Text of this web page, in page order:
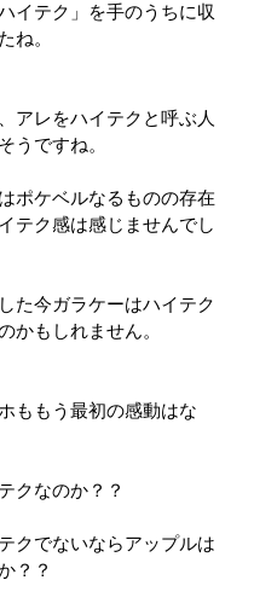
イテク」を手のうちに収
ね。
アレをハイテクと呼ぶ人
うですね。
ポケベルなるものの存在
テク感は感じませんでし
た今ガラケーはハイテク
かもしれません。
ももう最初の感動はな
クなのか？？
クでないならアップルは
？？